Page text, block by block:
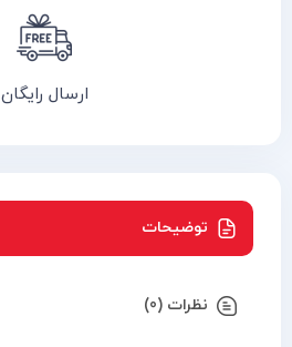
ارسال رایگان
توضیحات
نظرات (0)